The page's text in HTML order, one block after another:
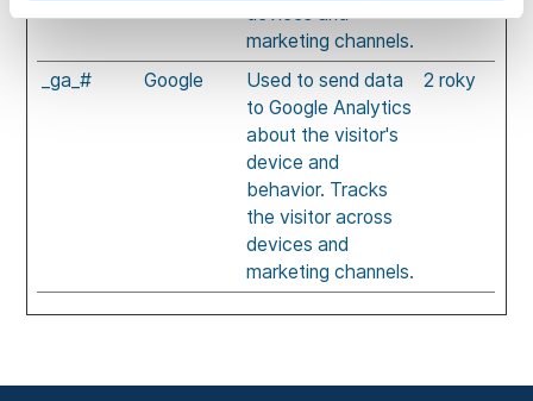
devices and
marketing channels.
_ga_# Google
Used to send data
to Google Analytics
about the visitor's
device and
behavior. Tracks
the visitor across
devices and
marketing channels.
2 roky